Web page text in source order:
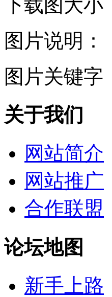
下载图大小
图片说明：
图片关键字
关于我们
网站简介
网站推广
合作联盟
论坛地图
新手上路